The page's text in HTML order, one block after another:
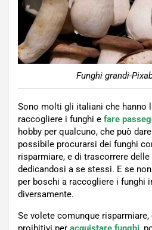
Funghi grandi-
Sono molti gli italiani che hanno
raccogliere i funghi e fare
hobby per qualcuno, che può
possibile procurarsi dei funghi
risparmiare, e di trascorrere delle
dedicandosi a se stessi. E se
per boschi a raccogliere i funghi
diversamente.
Se volete comunque risparmiare,